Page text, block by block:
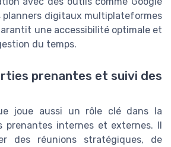
planners digitaux multiplateformes
une accessibilité optimale et
du temps.
prenantes et suivi des
joue aussi un rôle clé dans la
prenantes internes et externes. Il
des réunions stratégiques, de